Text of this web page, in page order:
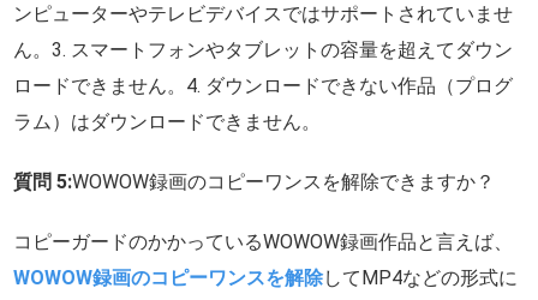
ンピューターやテレビデバイスではサポートされていませ
ん。3. スマートフォンやタブレットの容量を超えてダウン
ロードできません。4. ダウンロードできない作品（プログ
ラム）はダウンロードできません。
質問 5:WOWOW録画のコピーワンスを解除できますか？
コピーガードのかかっているWOWOW録画作品と言えば、
WOWOW録画のコピーワンスを解除してMP4などの形式に